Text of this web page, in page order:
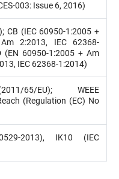
003: Issue 6, 2016)
CB (IEC 60950-1:2005 +
2:2013, IEC 62368-
(EN 60950-1:2005 + Am
IEC 62368-1:2014)
65/EU); WEEE
(Regulation (EC) No
2013), IK10 (IEC